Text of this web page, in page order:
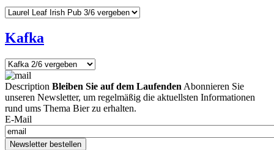
Kafka
Description Bleiben Sie auf dem Laufenden Abonnieren Sie
unseren Newsletter, um regelmäßig die aktuellsten Informationen
rund ums Thema Bier zu erhalten.
E-Mail
Newsletter bestellen